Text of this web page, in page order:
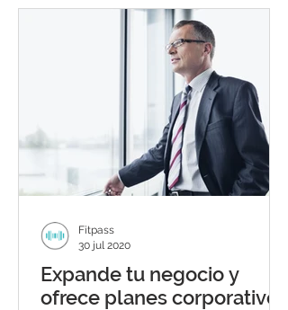
Expande tu negocio y
ofrece planes corporativos
Fitpass
30 jul 2020